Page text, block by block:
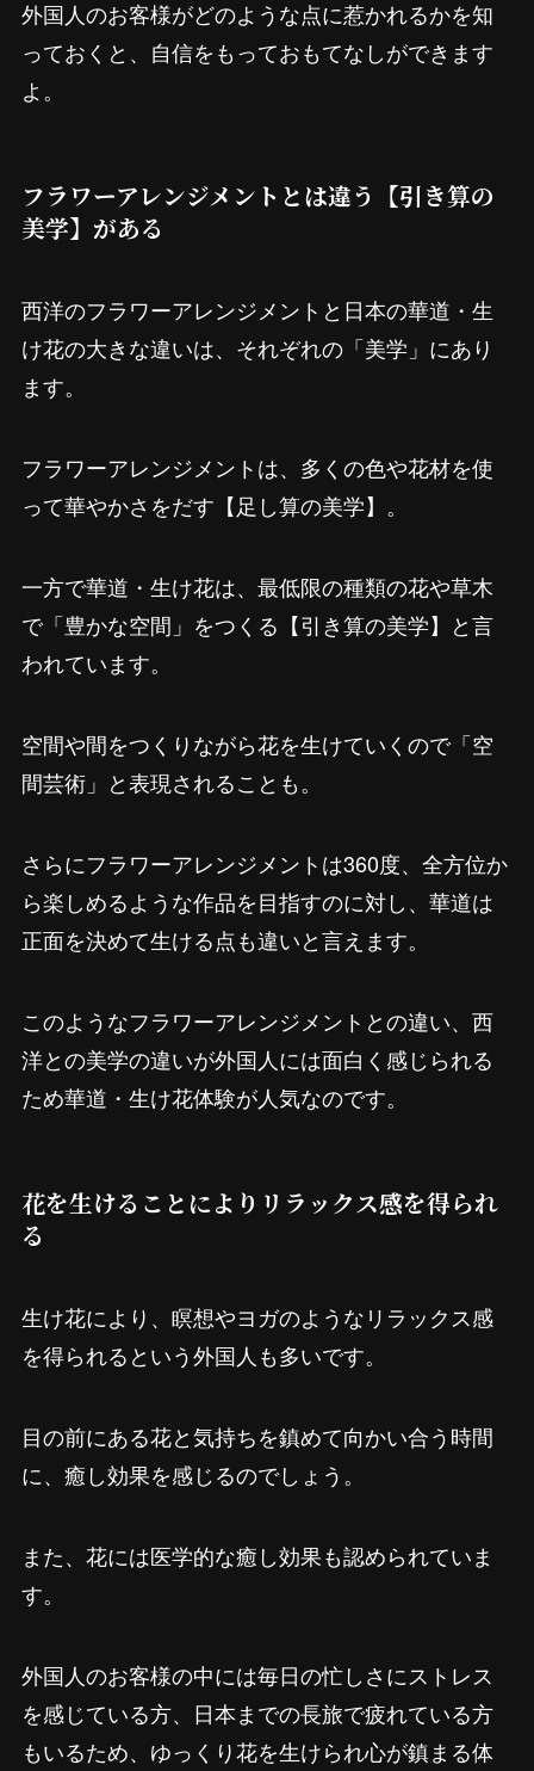
外国人のお客様がどのような点に惹かれるかを知
っておくと、自信をもっておもてなしができます
よ。
フラワーアレンジメントとは違う【引き算の
美学】がある
西洋のフラワーアレンジメントと日本の華道・生
け花の大きな違いは、それぞれの「美学」にあり
ます。
フラワーアレンジメントは、多くの色や花材を使
って華やかさをだす【足し算の美学】。
一方で華道・生け花は、最低限の種類の花や草木
で「豊かな空間」をつくる【引き算の美学】と言
われています。
空間や間をつくりながら花を生けていくので「空
間芸術」と表現されることも。
さらにフラワーアレンジメントは360度、全方位か
ら楽しめるような作品を目指すのに対し、華道は
正面を決めて生ける点も違いと言えます。
このようなフラワーアレンジメントとの違い、西
洋との美学の違いが外国人には面白く感じられる
ため華道・生け花体験が人気なのです。
花を生けることによりリラックス感を得られ
る
生け花により、瞑想やヨガのようなリラックス感
を得られるという外国人も多いです。
目の前にある花と気持ちを鎮めて向かい合う時間
に、癒し効果を感じるのでしょう。
また、花には医学的な癒し効果も認められていま
す。
外国人のお客様の中には毎日の忙しさにストレス
を感じている方、日本までの長旅で疲れている方
もいるため、ゆっくり花を生けられ心が鎮まる体